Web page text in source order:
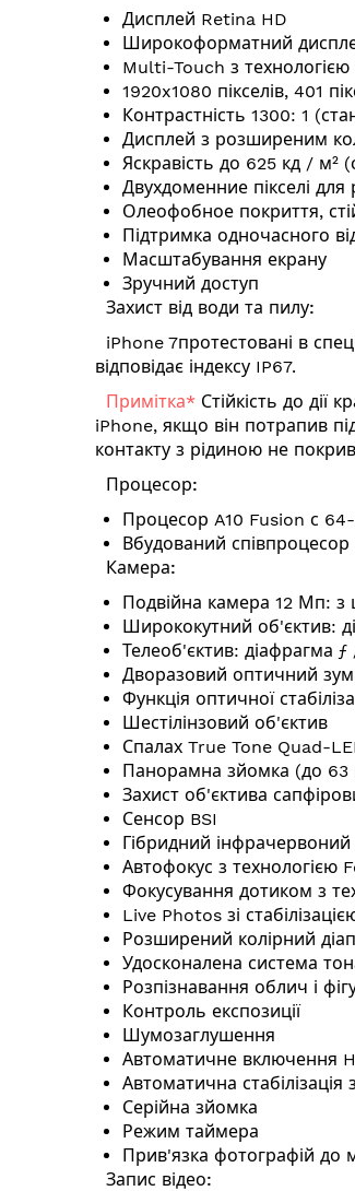
Дисплей Retina HD
Широкоформатний
Multi-Touch з технологією
1920x1080 пікселів, 401
Контрастність 1300: 1
Дисплей з розширеним
Яскравість до 625 кд / м²
Двухдоменние пікселі
Олеофобное покриття,
Підтримка одночасного
Масштабування екрану
Зручний доступ
Захист від води та пилу:
iPhone 7протестовані в
відповідає індексу IP67.
Примітка* Стійкість до
iPhone, якщо він потрапив
контакту з рідиною не
Процесор:
Процесор A10 Fusion с
Вбудований співпроцесор
Камера:
Подвійна камера 12 Мп: з
Ширококутний об'єктив:
Телеоб'єктив: діафрагма ƒ
Дворазовий оптичний
Функція оптичної
Шестілінзовий об'єктив
Спалах True Tone Quad-
Панорамна зйомка (до 63
Захист об'єктива
Сенсор BSI
Гібридний інфрачервоний
Автофокус з технологією
Фокусування дотиком з
Live Photos зі
Розширений колірний
Удосконалена система
Розпізнавання облич і
Контроль експозиції
Шумозаглушення
Автоматичне включення
Автоматична
Серійна зйомка
Режим таймера
Прив'язка фотографій до
Запис відео: